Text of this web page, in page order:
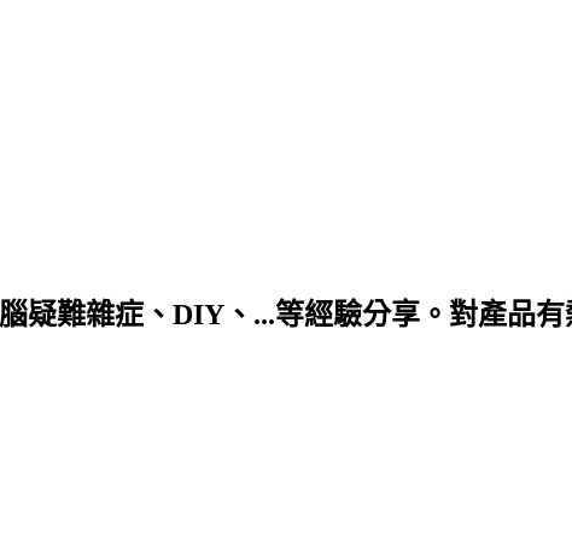
疑難雜症、DIY、...等經驗分享。對產品有